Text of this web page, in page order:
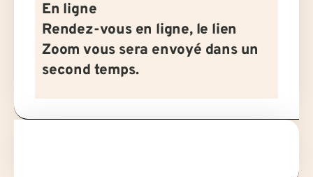
En ligne
Rendez-vous en ligne, le lien
Zoom vous sera envoyé dans un
second temps.